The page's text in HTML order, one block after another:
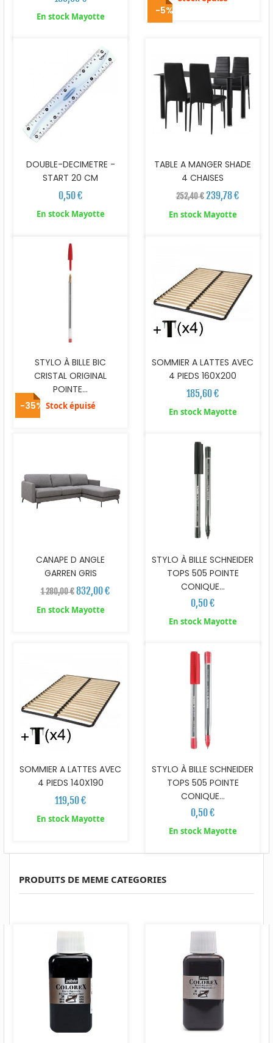
En stock Mayotte
DOUBLE-DECIMETRE -
START 20 CM
0,50 €
En stock Mayotte
-5%
TABLE A MANGER SHADE
4 CHAISES
252,40 € 239,78 €
En stock Mayotte
STYLO À BILLE BIC
CRISTAL ORIGINAL
POINTE...
Stock épuisé
SOMMIER A LATTES AVEC
4 PIEDS 160X200
185,60 €
En stock Mayotte
-35%
CANAPE D ANGLE
GARREN GRIS
1 280,00 € 832,00 €
En stock Mayotte
STYLO À BILLE SCHNEIDER
TOPS 505 POINTE
CONIQUE...
0,50 €
En stock Mayotte
SOMMIER A LATTES AVEC
4 PIEDS 140X190
119,50 €
En stock Mayotte
STYLO À BILLE SCHNEIDER
TOPS 505 POINTE
CONIQUE...
0,50 €
En stock Mayotte
PRODUITS DE MEME CATEGORIES